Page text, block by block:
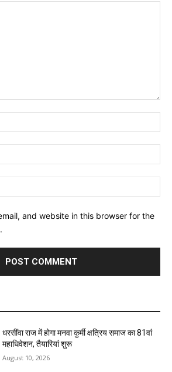
and website in this browser for the
धरसींवा राज में होगा मनवा कुर्मी क्षत्रिय समाज का 81वां
महाधिवेशन, तैयारियां शुरू
August 10, 2026